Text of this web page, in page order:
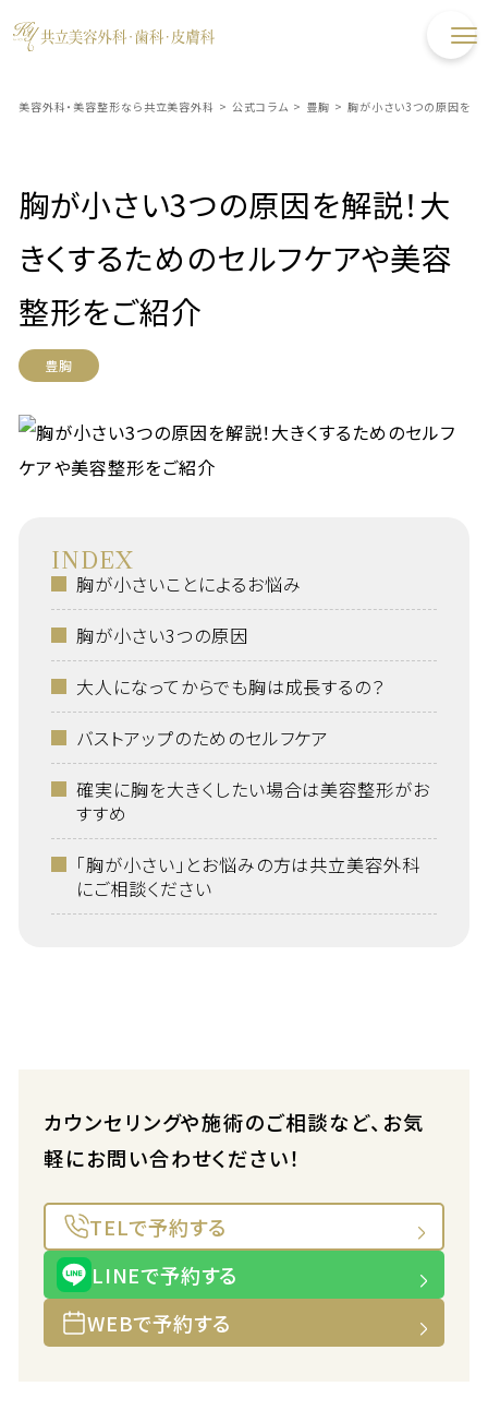
美容外科・美容整形なら共立美容外科 > 公式コラム > 豊胸 > 胸が小さい3つの原因を解
胸が小さい3つの原因を解説！大
きくするためのセルフケアや美容
整形をご紹介
豊胸
INDEX
胸が小さいことによるお悩み
胸が小さい3つの原因
大人になってからでも胸は成長するの？
バストアップのためのセルフケア
確実に胸を大きくしたい場合は美容整形がお
すすめ
「胸が小さい」とお悩みの方は共立美容外科
にご相談ください
カウンセリングや施術のご相談など、お気
軽にお問い合わせください！
TELで予約する
LINEで予約する
WEBで予約する